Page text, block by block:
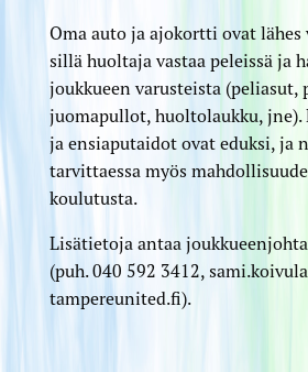
Oma auto ja ajokortti ovat lähes
sillä huoltaja vastaa peleissä ja
joukkueen varusteista (peliasut,
juomapullot, huoltolaukku, jne).
ja ensiaputaidot ovat eduksi, ja
tarvittaessa myös
koulutusta.
Lisätietoja antaa
(puh. 040 592 3412,
tampereunited.fi).